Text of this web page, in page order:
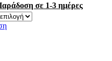
σε 1-3 ημέρες